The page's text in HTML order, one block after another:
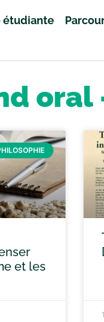
étudiante
oral
et les